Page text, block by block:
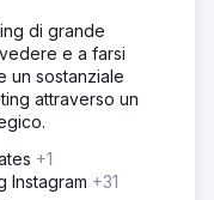
di grande
e a farsi
un sostanziale
attraverso un
+1
Instagram +31